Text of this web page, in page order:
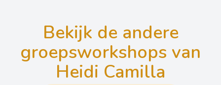
bekijk de andere
groepsworkshops van
Heidi Camilla